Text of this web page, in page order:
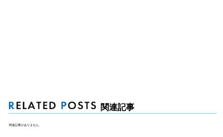
関連記事
関連記事がありません。